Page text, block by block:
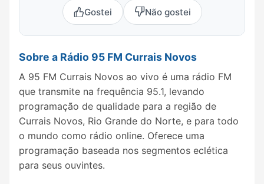
Gostei Não gostei
Sobre a Rádio 95 FM Currais Novos
A 95 FM Currais Novos ao vivo é uma rádio FM
que transmite na frequência 95.1, levando
programação de qualidade para a região de
Currais Novos, Rio Grande do Norte, e para todo
o mundo como rádio online. Oferece uma
programação baseada nos segmentos eclética
para seus ouvintes.